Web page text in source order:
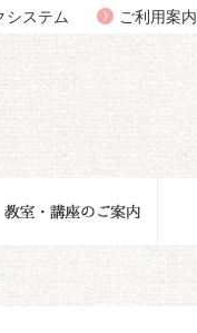
システム ご利用案内